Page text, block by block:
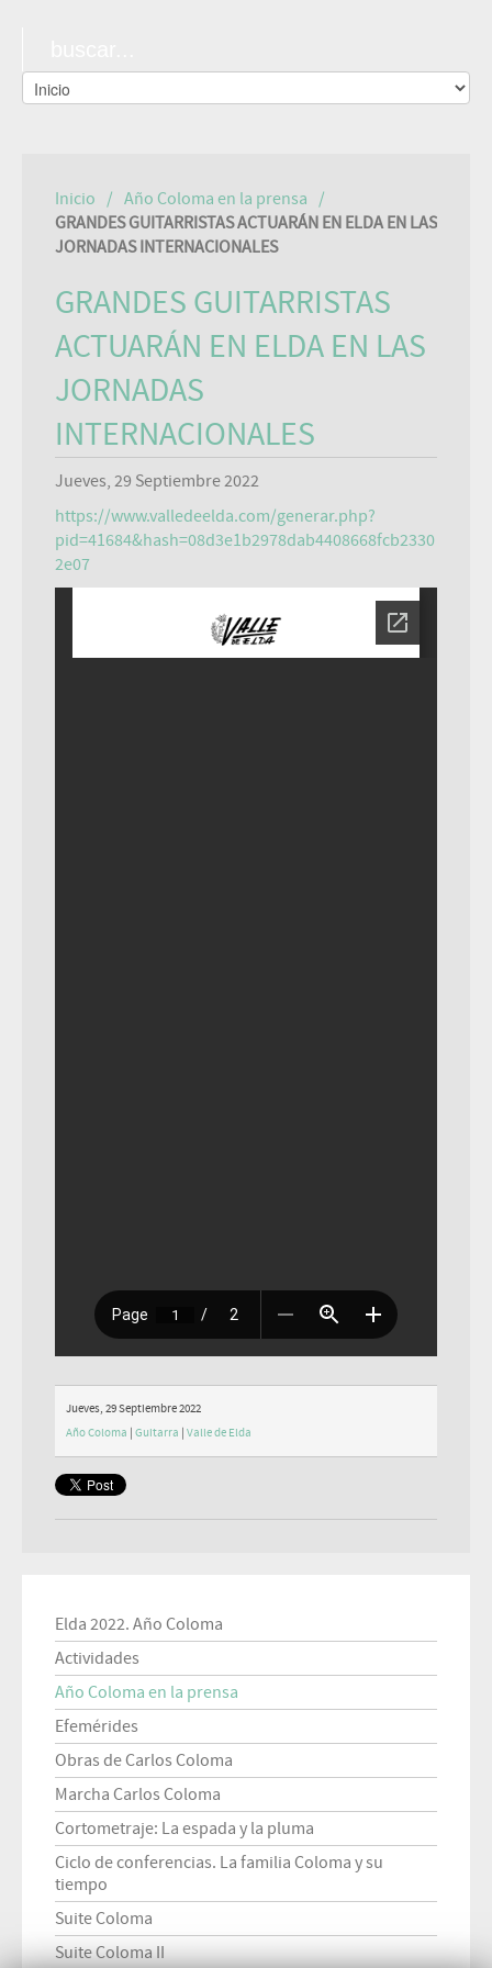
Inicio
Año Coloma en la prensa
GRANDES GUITARRISTAS ACTUARÁN EN ELDA EN LAS
JORNADAS INTERNACIONALES
GRANDES GUITARRISTAS
ACTUARÁN EN ELDA EN LAS
JORNADAS
INTERNACIONALES
Jueves, 29 Septiembre 2022
https://www.valledeelda.com/generar.php?
pid=41684&hash=08d3e1b2978dab4408668fcb2330
2e07
Jueves, 29 Septiembre 2022
Año Coloma | Guitarra | Valle de Elda
Elda 2022. Año Coloma
Actividades
Año Coloma en la prensa
Efemérides
Obras de Carlos Coloma
Marcha Carlos Coloma
Cortometraje: La espada y la pluma
Ciclo de conferencias. La familia Coloma y su
tiempo
Suite Coloma
Suite Coloma II